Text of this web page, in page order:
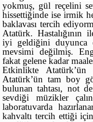
yokmuş, gül reçelini
hissettiğinde ise irmik
baklavası tercih
Atatürk. Hastalığının
iyi geldiğini duyunca
mevsimi değilmiş.
fakat gelene kadar
Etkinlikte Atatürk’ün
Atatürk’ün tam boy
bulunan tahtası, not
sevdiği müzikler
laboratuvarda
kahvaltı tercih ettiği